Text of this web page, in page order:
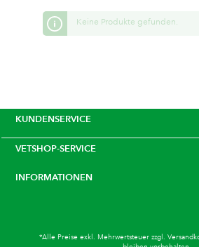
Keine Produkte gefunden.
KUNDENSERVICE
VETSHOP-SERVICE
INFORMATIONEN
*Alle Preise exkl. Mehrwertsteuer zzgl.